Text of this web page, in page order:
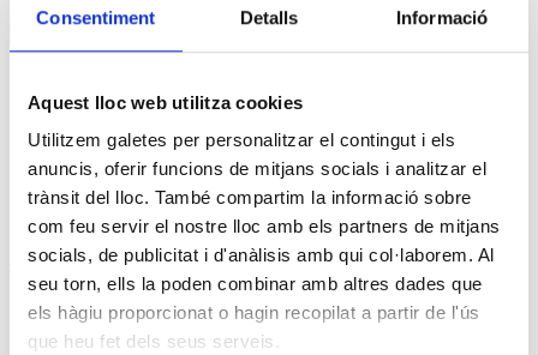
Consentiment Detalls Informació
Aquest lloc web utilitza cookies
Utilitzem galetes per personalitzar el contingut i els
anuncis, oferir funcions de mitjans socials i analitzar el
trànsit del lloc. També compartim la informació sobre
com feu servir el nostre lloc amb els partners de mitjans
socials, de publicitat i d'anàlisis amb qui col·laborem. Al
seu torn, ells la poden combinar amb altres dades que
els hàgiu proporcionat o hagin recopilat a partir de l'ús
que heu fet dels seus serveis.
Notícies
agost 2026
1
2
4 5 6 7 8
9
12 13 14 15
16
31
« jul.
Reunió amb Núria Gil Sisó, delegada del Govern a
Lleida